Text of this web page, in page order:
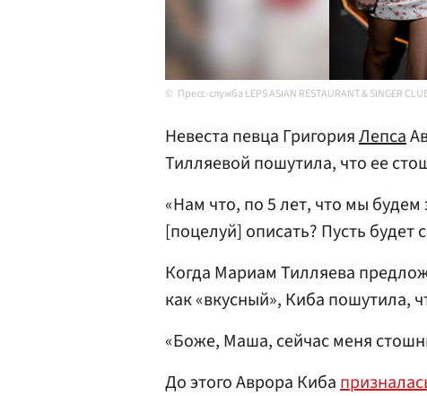
Пресс-служба LEPS ASIAN RESTAURANT & SINGER
Невеста певца ГригорияЛепса
Тилляевой пошутила, что ее
«Нам что, по 5 лет, что мы
[поцелуй] описать? Пусть
Когда Мариам Тилляева
как «вкусный», Киба пошутила,
«Боже, Маша, сейчас меня
До этого Аврора Киба